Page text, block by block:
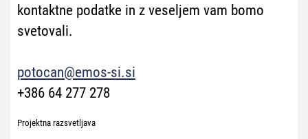
kontaktne podatke in z veseljem vam bomo
svetovali.
potocan@emos-si.si
+386 64 277 278
Projektna razsvetljava